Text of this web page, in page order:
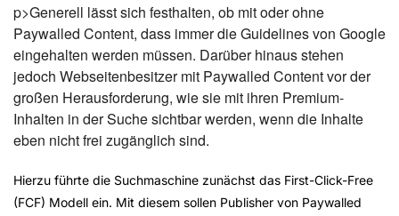
p>Generell lässt sich festhalten, ob mit oder ohne
Paywalled Content, dass immer die Guidelines von Google
eingehalten werden müssen. Darüber hinaus stehen
jedoch Webseitenbesitzer mit Paywalled Content vor der
großen Herausforderung, wie sie mit ihren Premium-
Inhalten in der Suche sichtbar werden, wenn die Inhalte
eben nicht frei zugänglich sind.
Hierzu führte die Suchmaschine zunächst das First-Click-Free
(FCF) Modell ein. Mit diesem sollen Publisher von Paywalled